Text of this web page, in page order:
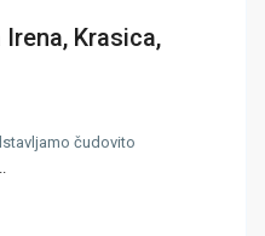
Krasica,
čudovito